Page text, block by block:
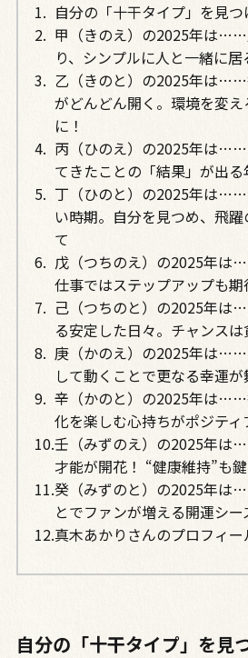
自分の「十干タイプ」を見つ
甲（きのえ）の2025年は
り、シンプルに人と一緒に
乙（きのと）の2025年は
がどんどん開く。環境を変
に！
丙（ひのえ）の2025年は……
てきたことの「結果」が出る
丁（ひのと）の2025年は
い時期。自分を見つめ、飛
て
戊（つちのえ）の2025年は
仕事ではステップアップも期
己（つちのと）の2025年は
る安定した日々。チャンス
庚（かのえ）の2025年は
して動くことで更なる幸運
辛（かのと）の2025年は……
化を楽しむ心持ちがポジティ
壬（みずのえ）の2025年は
才能が開花！ “健康維持”も
癸（みずのと）の2025年は
とでファンが増える開運シー
真木あかりさんのプロフィー
自分の「十干タイプ」を見